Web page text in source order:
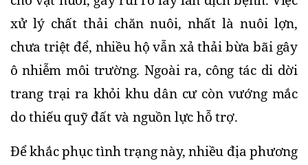
xử lý chất thải chăn nuôi, nhất là nuôi lợn,
chưa triệt để, nhiều hộ vẫn xả thải bừa bãi gây
ô nhiễm môi trường. Ngoài ra, công tác di dời
trang trại ra khỏi khu dân cư còn vướng mắc
do thiếu quỹ đất và nguồn lực hỗ trợ.
Để khắc phục tình trạng này, nhiều địa phương